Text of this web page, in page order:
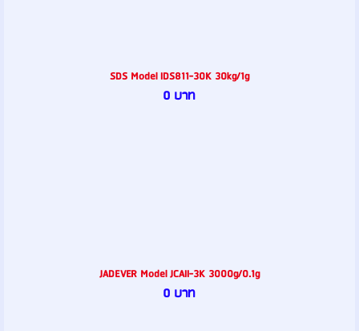
SDS Model IDS811-30K 30kg/1g
0 บาท
JADEVER Model JCAII-3K 3000g/0.1g
0 บาท